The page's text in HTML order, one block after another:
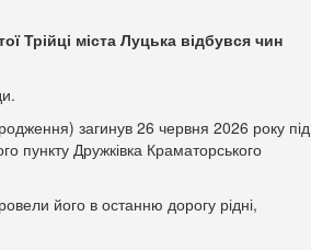
Трійці міста Луцька відбувся чин
загинув 26 червня 2026 року під
пункту Дружківка Краматорського
його в останню дорогу рідні,